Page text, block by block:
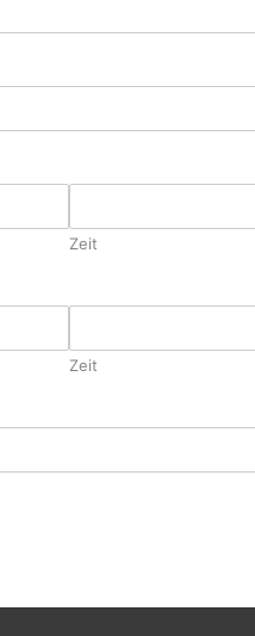
Zeit
Zeit